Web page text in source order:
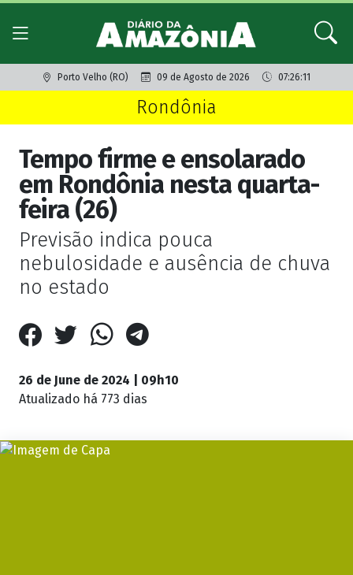
Porto Velho (RO) 09 de Agosto de 2026 07:26:11
Rondônia
Tempo firme e ensolarado
em Rondônia nesta quarta-
feira (26)
Previsão indica pouca
nebulosidade e ausência de chuva
no estado
26 de June de 2024 | 09h10
Atualizado há 773 dias